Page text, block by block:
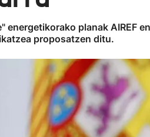
energetikorako planak AIREF
proposatzen ditu.